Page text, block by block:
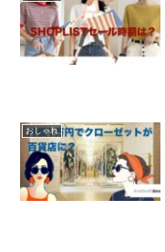
おしゃれ